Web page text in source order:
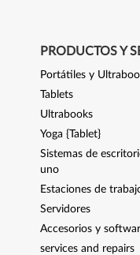
PRODUCTOS Y
Portátiles y
Tablets
Ultrabooks
Yoga {Tablet}
Sistemas de
uno
Estaciones de
Servidores
Accesorios y
services and repairs